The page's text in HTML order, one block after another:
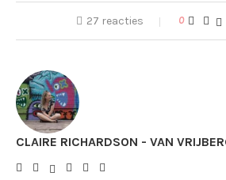
27 reacties 0
CLAIRE RICHARDSON - VAN